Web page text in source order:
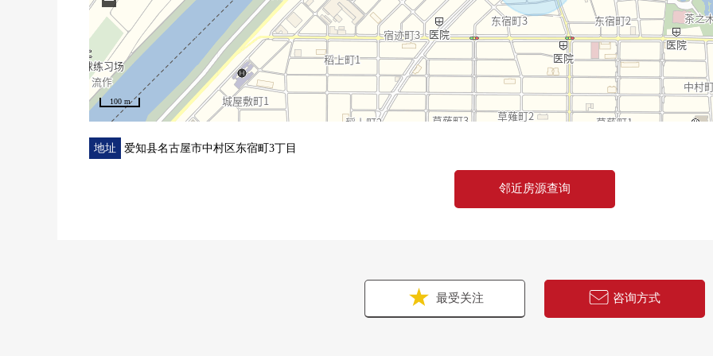
100 m
地址 爱知县名古屋市中村区东宿町3丁目
邻近房源查询
最受关注 咨询方式